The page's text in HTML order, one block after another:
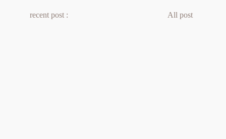
recent post : All post